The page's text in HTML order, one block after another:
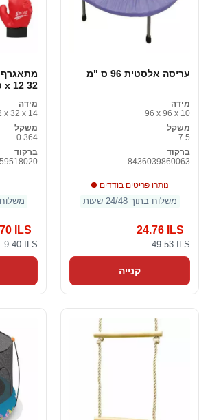
מתאגרף
32 x 12 ס "מ
מידה
12 x 32 x 14
משקל
0.364
ברקוד
משלוח
ILS
9.40 ILS
עריסה אלסטית 96 ס "מ
מידה
96 x 96 x 10
משקל
7.5
ברקוד
8436039860063
נותרו פריטים בודדים
משלוח בתוך 24/48 שעות
24.76 ILS
49.53 ILS
קנייה